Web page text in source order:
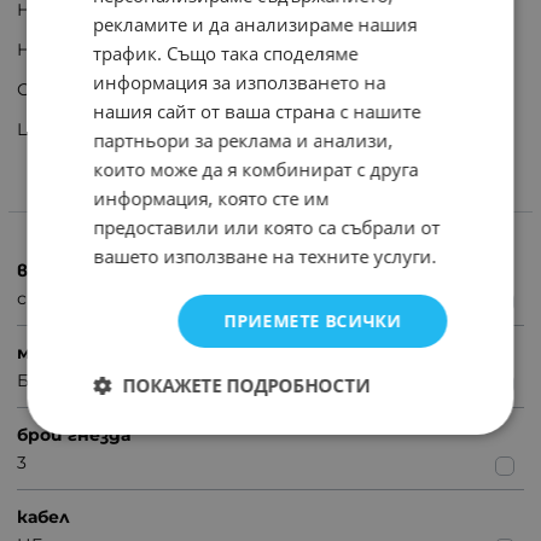
Номинално напрежение: 230V AC
Номинален ток:16A, 3680W MAX
Степен на защита: IP20
Цвят: черен и бял
ХАРАКТЕРИСТИКИ
вид
с ключ
марка
Без марка
брой гнезда
3
кабел
рекламите и да анализираме нашия
трафик. Също така споделяме
информация за използването на
нашия сайт от ваша страна с нашите
партньори за реклама и анализи,
които може да я комбинират с друга
информация, която сте им
предоставили или която са събрали от
вашето използване на техните услуги.
ПРИЕМЕТЕ ВСИЧКИ
ПОКАЖЕТЕ ПОДРОБНОСТИ